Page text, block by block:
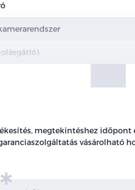
megtekintéshez időpont
vásárolható